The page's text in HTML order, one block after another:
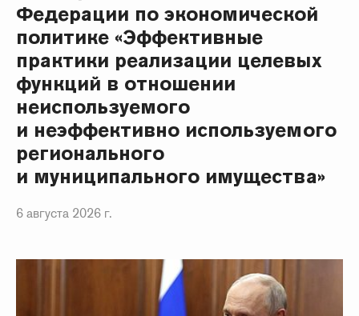
Федерации по экономической
политике «Эффективные
практики реализации целевых
функций в отношении
неиспользуемого
и неэффективно используемого
регионального
и муниципального имущества»
6 августа 2026 г.